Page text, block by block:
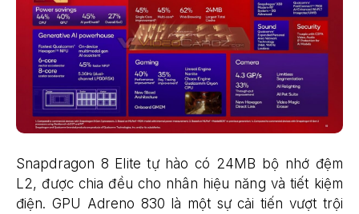
Snapdragon 8 Elite tự hào có 24MB bộ nhớ đệm
L2, được chia đều cho nhân hiệu năng và tiết kiệm
điện. GPU Adreno 830 là một sự cải tiến vượt trội